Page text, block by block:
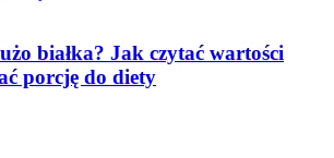
białka? Jak czytać wartości
porcję do diety